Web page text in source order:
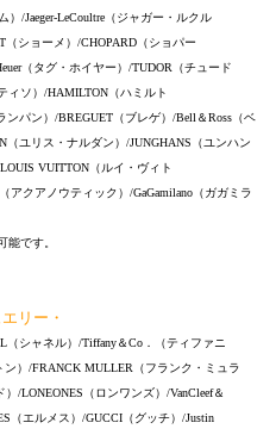
/Jaeger-LeCoultre（ジャガー・ルクル
ショーメ）/CHOPARD（ショパー
（タグ・ホイヤー）/TUDOR（チュード
ィソ）/HAMILTON（ハミルト
パン）/BREGUET（ブレゲ）/Bell＆Ross（ベ
（ユリス・ナルダン）/JUNGHANS（ユンハン
VUITTON（ルイ・ヴィト
アクアノウティック）/GaGamilano（ガガミラ
です。
リー・
（シャネル）/Tiffany＆Co．（ティファニ
）/FRANCK MULLER（フランク・ミュラ
/LONEONES（ロンワンズ）/VanCleef＆
（エルメス）/GUCCI（グッチ）/Justin